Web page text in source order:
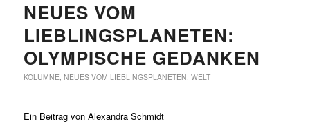
NEUES VOM
LIEBLINGSPLANETEN:
OLYMPISCHE GEDANKEN
KOLUMNE, NEUES VOM LIEBLINGSPLANETEN, WELT
Ein Beitrag von Alexandra Schmidt